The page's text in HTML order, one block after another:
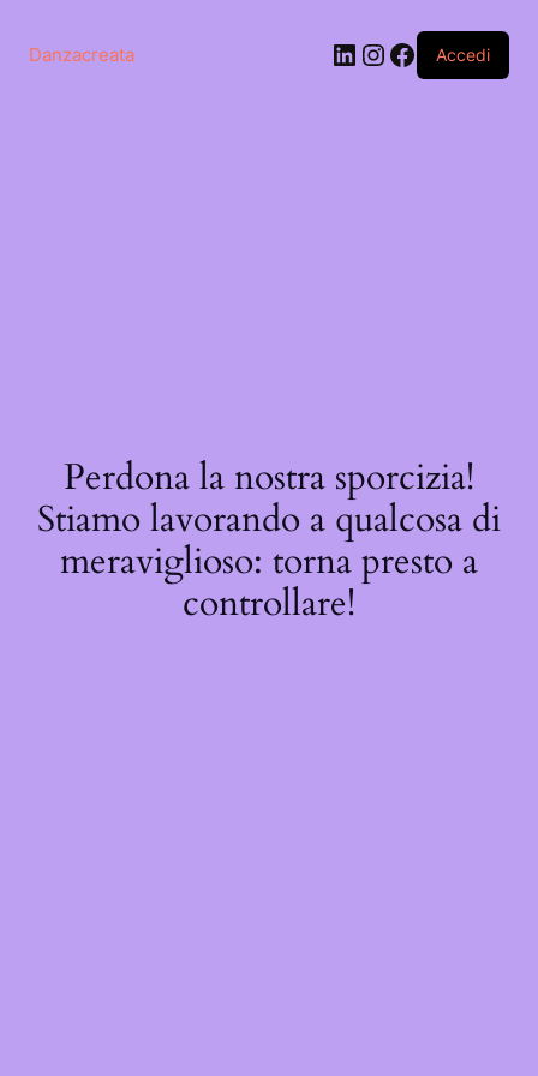
contenuto
Danzacreata LinkedIn
Instagram
Facebook
Accedi
Perdona la nostra sporcizia!
Stiamo lavorando a qualcosa di
meraviglioso: torna presto a
controllare!